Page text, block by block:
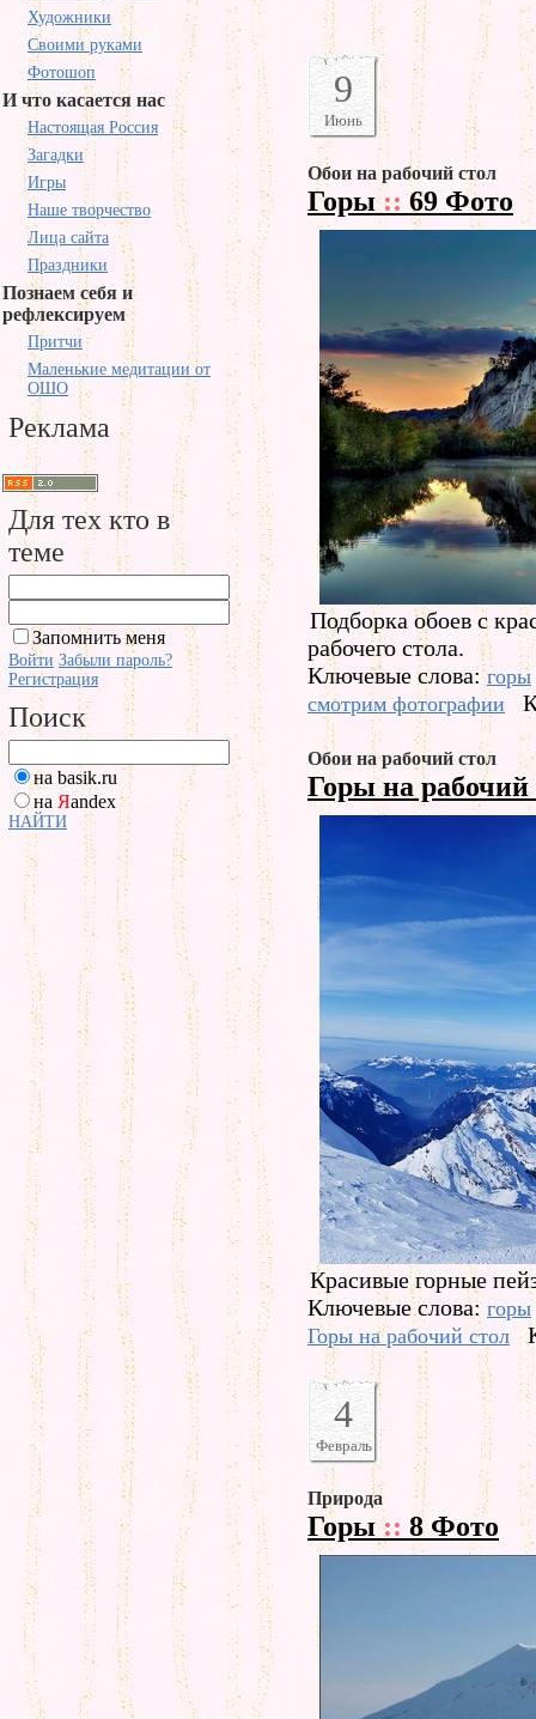
Художники
Своими руками
Фотошоп
И что касается нас
Настоящая Россия
Загадки
Игры
Наше творчество
Лица сайта
Праздники
Познаем себя и
рефлексируем
Притчи
Маленькие медитации от
ОШО
Реклама
Для тех кто в
теме
Запомнить меня
Войти Забыли пароль?
Регистрация
Поиск
на basik.ru
на Яandex
НАЙТИ
9
Июнь
Обои на рабочий стол
Горы:: 69 Фото
Подборка обоев с
рабочего стола.
Ключевые слова:горы
смотрим фотографии
Обои на рабочий стол
Горы на рабочий
Красивые горные
Ключевые слова: горы
Горы на рабочий стол
4
Февраль
Природа
Горы:: 8 Фото